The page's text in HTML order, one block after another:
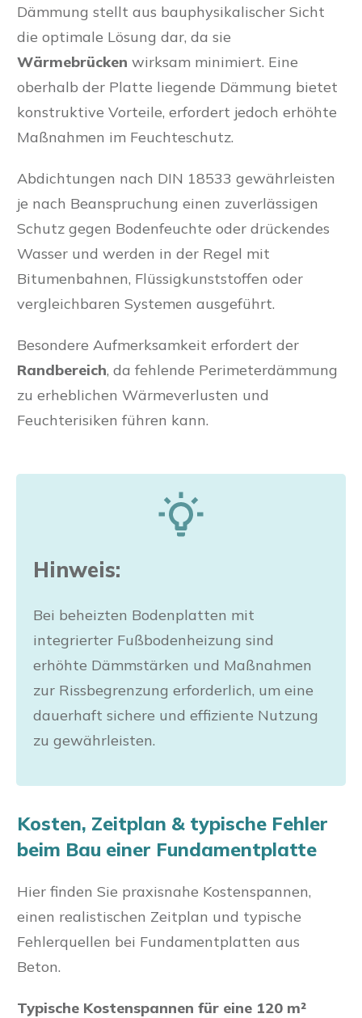
Dämmung stellt aus bauphysikalischer Sicht
die optimale Lösung dar, da sie
Wärmebrücken wirksam minimiert. Eine
oberhalb der Platte liegende Dämmung bietet
konstruktive Vorteile, erfordert jedoch erhöhte
Maßnahmen im Feuchteschutz.
Abdichtungen nach DIN 18533 gewährleisten
je nach Beanspruchung einen zuverlässigen
Schutz gegen Bodenfeuchte oder drückendes
Wasser und werden in der Regel mit
Bitumenbahnen, Flüssigkunststoffen oder
vergleichbaren Systemen ausgeführt.
Besondere Aufmerksamkeit erfordert der
Randbereich, da fehlende Perimeterdämmung
zu erheblichen Wärmeverlusten und
Feuchterisiken führen kann.
Hinweis:
Bei beheizten Bodenplatten mit
integrierter Fußbodenheizung sind
erhöhte Dämmstärken und Maßnahmen
zur Rissbegrenzung erforderlich, um eine
dauerhaft sichere und effiziente Nutzung
zu gewährleisten.
Kosten, Zeitplan & typische Fehler
beim Bau einer Fundamentplatte
Hier finden Sie praxisnahe Kostenspannen,
einen realistischen Zeitplan und typische
Fehlerquellen bei Fundamentplatten aus
Beton.
Typische Kostenspannen für eine 120 m²